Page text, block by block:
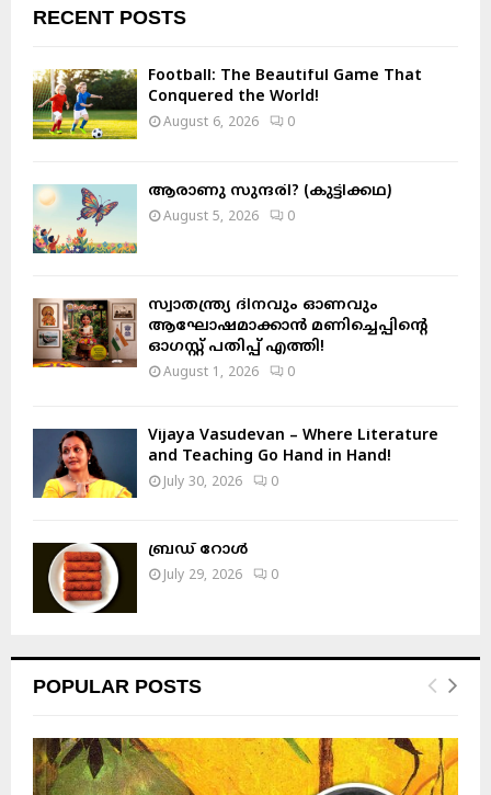
h
o
r
:
RECENT POSTS
Football: The Beautiful Game That
Conquered the World!
August 6, 2026 0
ആരാണു സുന്ദരി? (കുട്ടിക്കഥ)
August 5, 2026 0
സ്വാതന്ത്ര്യ ദിനവും ഓണവും
ആഘോഷമാക്കാൻ മണിച്ചെപ്പിന്റെ
ഓഗസ്റ്റ് പതിപ്പ് എത്തി!
August 1, 2026 0
Vijaya Vasudevan – Where Literature
and Teaching Go Hand in Hand!
July 30, 2026 0
ബ്രഡ് റോൾ
July 29, 2026 0
POPULAR POSTS